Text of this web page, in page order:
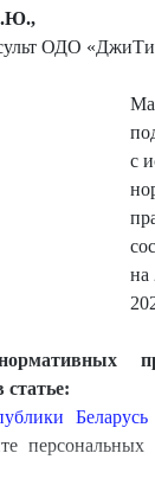
ОДО «ДжиТи
с
на
статье:
персональных